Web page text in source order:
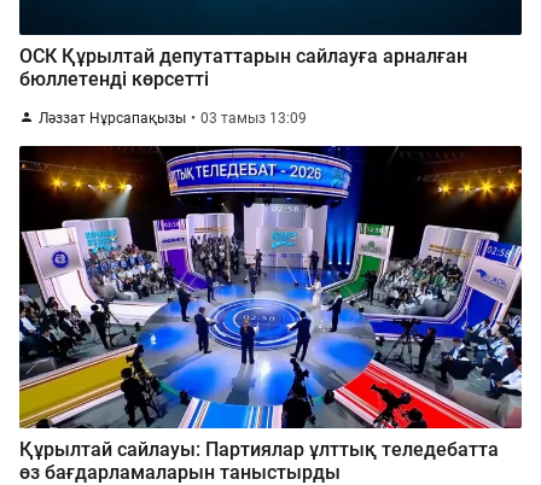
ОСК Құрылтай депутаттарын сайлауға арналған
бюллетенді көрсетті
Ләззат Нұрсапақызы 03 тамыз 13:09
Құрылтай сайлауы: Партиялар ұлттық теледебатта
өз бағдарламаларын таныстырды